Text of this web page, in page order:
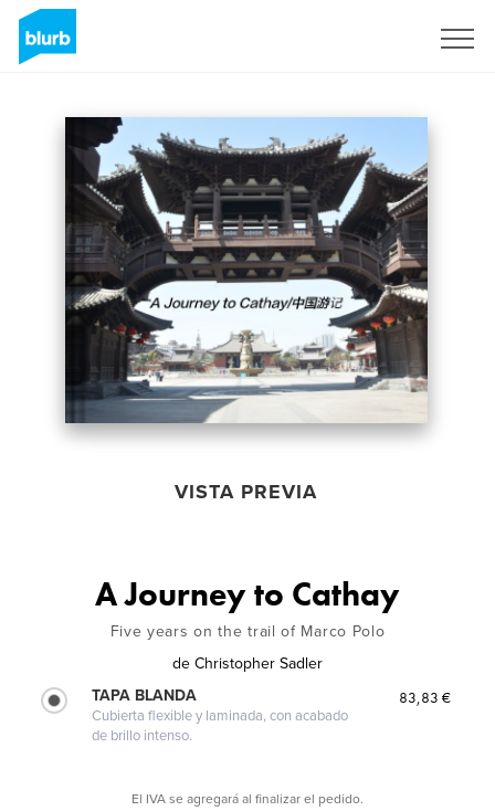
VISTA PREVIA
A Journey to Cathay
Five years on the trail of Marco Polo
de Christopher Sadler
TAPA BLANDA
Cubierta flexible y laminada, con acabado
de brillo intenso.
83,83 €
El IVA se agregará al finalizar el pedido.